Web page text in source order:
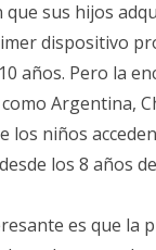
que sus hijos
dispositivo
años. Pero la
Argentina,
los niños
los 8 años
es que la